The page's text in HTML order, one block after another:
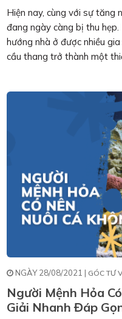
Hiện nay, cùng với sự tăng
đang ngày càng bị thu
hướng nhà ở được nhiều
cầu thang trở thành một
NGÀY 28/08/2021 | GÓC TƯ
Người Mệnh Hỏa
Giải Nhanh Đáp